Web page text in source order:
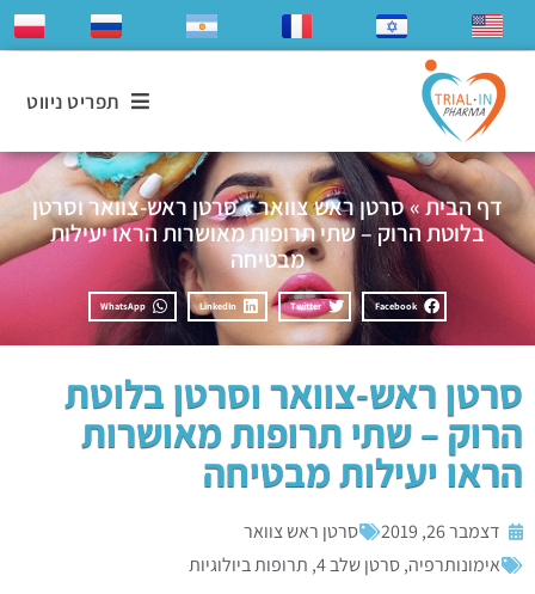
תפריט ניווט
דף הבית»סרטן ראש צוואר»סרטן ראש-צוואר וסרטן
בלוטת הרוק – שתי תרופות מאושרות הראו יעילות
מבטיחה
Facebook
Twitter
LinkedIn
WhatsApp
סרטן ראש-צוואר וסרטן בלוטת
הרוק – שתי תרופות מאושרות
הראו יעילות מבטיחה
דצמבר 26, 2019
סרטן ראש צוואר
אימונותרפיה,סרטן שלב 4 , תרופות ביולוגיות